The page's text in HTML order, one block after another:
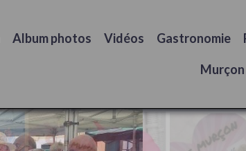
Album photos Vidéos Gastronomie